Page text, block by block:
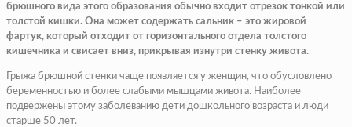
брюшного вида этого образования обычно входит отрезок тонкой или
толстой кишки. Она может содержать сальник – это жировой
фартук, который отходит от горизонтального отдела толстого
кишечника и свисает вниз, прикрывая изнутри стенку живота.
Грыжа брюшной стенки чаще появляется у женщин, что обусловлено
беременностью и более слабыми мышцами живота. Наиболее
подвержены этому заболеванию дети дошкольного возраста и люди
старше 50 лет.